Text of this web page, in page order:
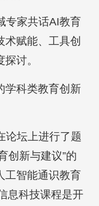
专家共话AI教育
赋能、工具创
讨。
学科类教育创新
论坛上进行了题
创新与建议”的
工智能通识教育
息科技课程是开